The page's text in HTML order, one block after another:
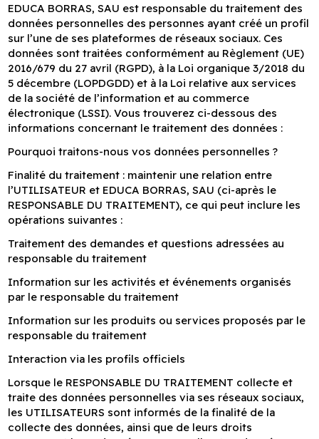
EDUCA BORRAS, SAU est responsable du traitement des
données personnelles des personnes ayant créé un profil
sur l’une de ses plateformes de réseaux sociaux. Ces
données sont traitées conformément au Règlement (UE)
2016/679 du 27 avril (RGPD), à la Loi organique 3/2018 du
5 décembre (LOPDGDD) et à la Loi relative aux services
de la société de l’information et au commerce
électronique (LSSI). Vous trouverez ci-dessous des
informations concernant le traitement des données :
Pourquoi traitons-nous vos données personnelles ?
Finalité du traitement : maintenir une relation entre
l’UTILISATEUR et EDUCA BORRAS, SAU (ci-après le
RESPONSABLE DU TRAITEMENT), ce qui peut inclure les
opérations suivantes :
Traitement des demandes et questions adressées au
responsable du traitement
Information sur les activités et événements organisés
par le responsable du traitement
Information sur les produits ou services proposés par le
responsable du traitement
Interaction via les profils officiels
Lorsque le RESPONSABLE DU TRAITEMENT collecte et
traite des données personnelles via ses réseaux sociaux,
les UTILISATEURS sont informés de la finalité de la
collecte des données, ainsi que de leurs droits